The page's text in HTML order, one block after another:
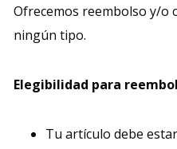
Ofrecemos reembolso y/o
ningún tipo.
Elegibilidad para
Tu artículo debe